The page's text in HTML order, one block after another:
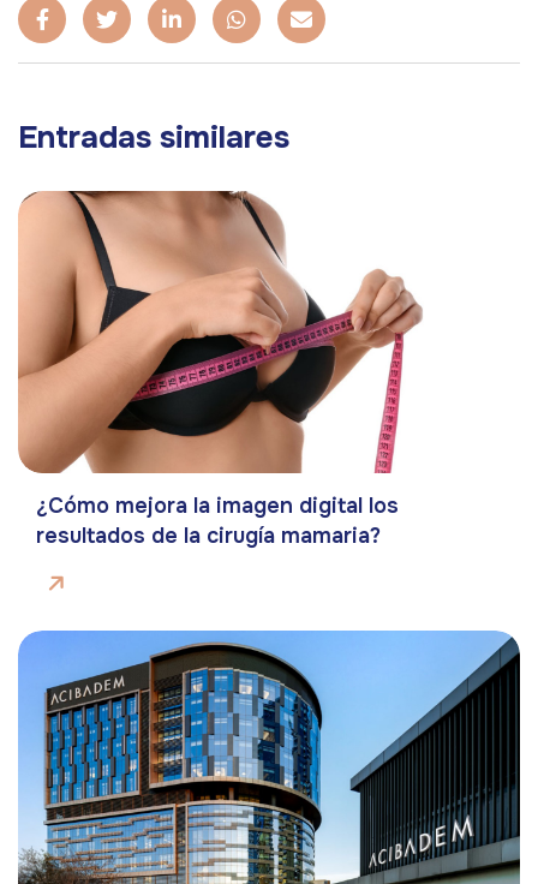
Entradas similares
¿Cómo mejora la imagen digital los
resultados de la cirugía mamaria?